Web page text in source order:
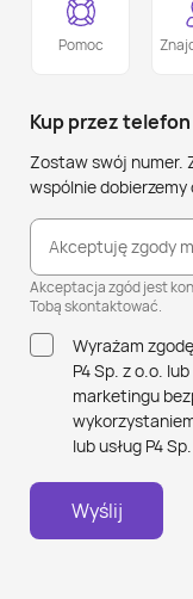
Pomoc
Kup przez telefon
Zostaw swój numer.
wspólnie
Akceptuję zgody
Akceptacja zgód jest
Tobą skontaktować.
Wyrażam
P4 Sp. z o.o.
marketingu
lub usług P4
Wyślij